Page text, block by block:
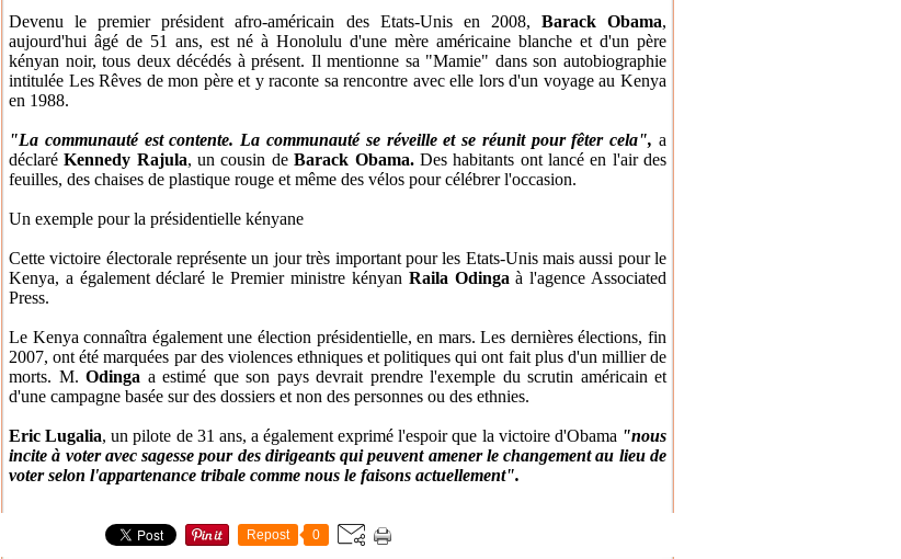
Devenu le premier président afro-américain des Etats-Unis en 2008, Barack Obama,
aujourd'hui âgé de 51 ans, est né à Honolulu d'une mère américaine blanche et d'un père
kényan noir, tous deux décédés à présent. Il mentionne sa "Mamie" dans son autobiographie
intitulée Les Rêves de mon père et y raconte sa rencontre avec elle lors d'un voyage au Kenya
en 1988.
"La communauté est contente. La communauté se réveille et se réunit pour fêter cela", a
déclaréKennedy Rajula, un cousin deBarack Obama.Des habitants ont lancé en l'air des
feuilles, des chaises de plastique rouge et même des vélos pour célébrer l'occasion.
Un exemple pour la présidentielle kényane
Cette victoire électorale représente un jour très important pour les Etats-Unis mais aussi pour le
Kenya, a également déclaré le Premier ministre kényan Raila Odinga à l'agence Associated
Press.
Le Kenya connaîtra également une élection présidentielle, en mars. Les dernières élections, fin
2007, ont été marquées par des violences ethniques et politiques qui ont fait plus d'un millier de
morts. M. Odinga a estimé que son pays devrait prendre l'exemple du scrutin américain et
d'une campagne basée sur des dossiers et non des personnes ou des ethnies.
Eric Lugalia, un pilote de 31 ans, a également exprimé l'espoir que la victoire d'Obama "nous
incite à voter avec sagesse pour des dirigeants qui peuvent amener le changement au lieu de
voter selon l'appartenance tribale comme nous le faisons actuellement".
Repost 0